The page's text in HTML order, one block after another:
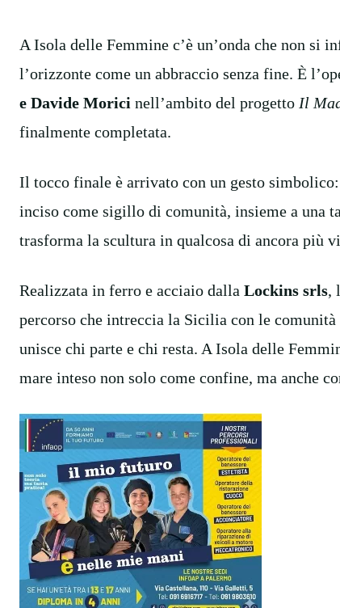
A Isola delle Femmine c’è un’onda che non si
l’orizzonte come un abbraccio senza fine. È
e Davide Morici nell’ambito del progetto Il
finalmente completata.
Il tocco finale è arrivato con un gesto
inciso come sigillo di comunità, insieme a una
trasforma la scultura in qualcosa di ancora più
Realizzata in ferro e acciaio dalla Lockins srls,
percorso che intreccia la Sicilia con le
unisce chi parte e chi resta. A Isola delle
mare inteso non solo come confine, ma anche